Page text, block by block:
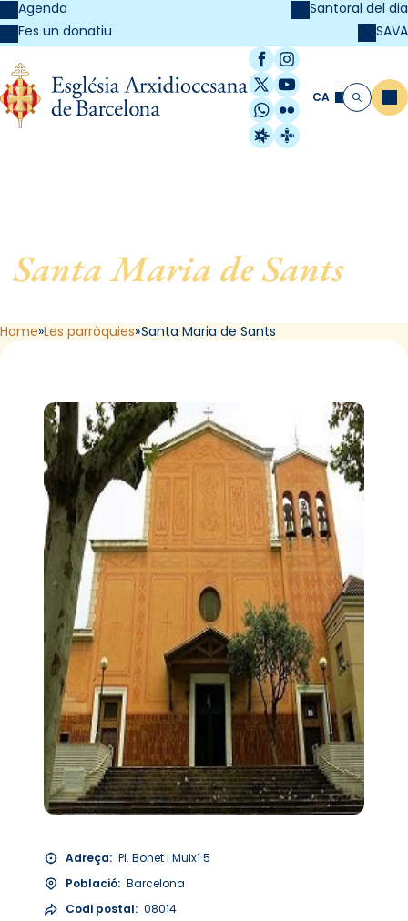
Agenda
Fes un donatiu
Santoral del dia
SAVA
Facebook
Instagram
X / Twitter
YouTube
WhatsApp
Flickr
Radio Estel
Catalunya
CA Cerca
Santa Maria de Sants, de
Home Les parròquies Santa Maria de Sants
Adreça: Pl. Bonet i Muixí 5
Població: Barcelona
Codi postal: 08014